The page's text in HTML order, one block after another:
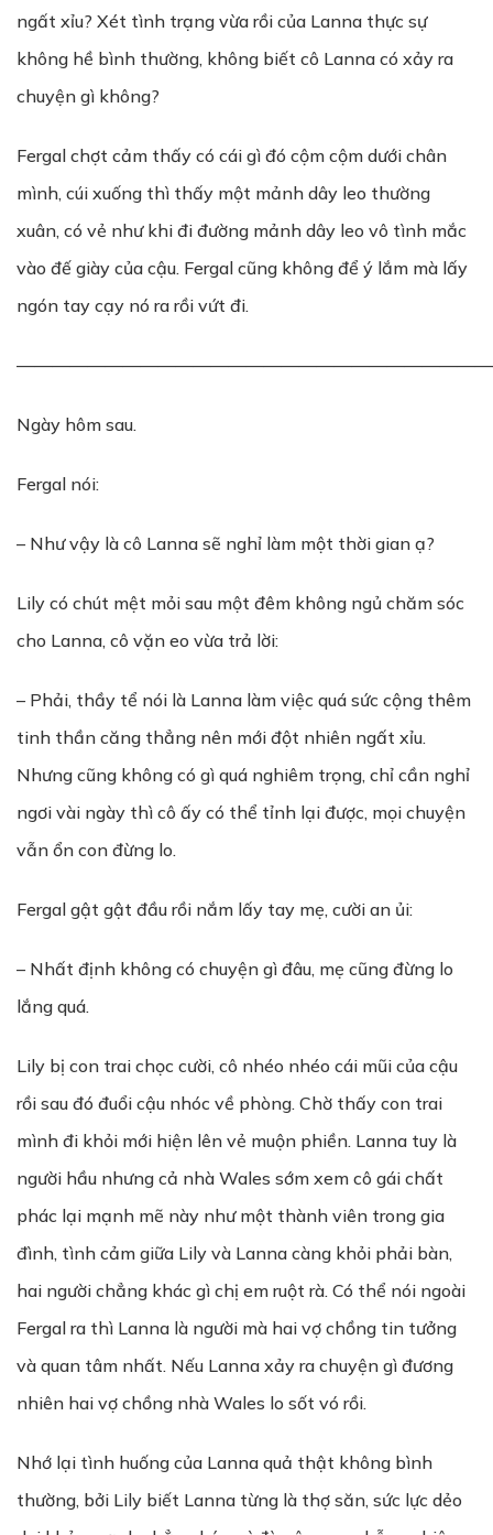
ngất xỉu? Xét tình trạng vừa rồi của Lanna thực sự
không hề bình thường, không biết cô Lanna có xảy ra
chuyện gì không?
Fergal chợt cảm thấy có cái gì đó cộm cộm dưới chân
mình, cúi xuống thì thấy một mảnh dây leo thường
xuân, có vẻ như khi đi đường mảnh dây leo vô tình mắc
vào đế giày của cậu. Fergal cũng không để ý lắm mà lấy
ngón tay cạy nó ra rồi vứt đi.
Ngày hôm sau.
Fergal nói:
– Như vậy là cô Lanna sẽ nghỉ làm một thời gian ạ?
Lily có chút mệt mỏi sau một đêm không ngủ chăm sóc
cho Lanna, cô vặn eo vừa trả lời:
– Phải, thầy tể nói là Lanna làm việc quá sức cộng thêm
tinh thần căng thẳng nên mới đột nhiên ngất xỉu.
Nhưng cũng không có gì quá nghiêm trọng, chỉ cần nghỉ
ngơi vài ngày thì cô ấy có thể tỉnh lại được, mọi chuyện
vẫn ổn con đừng lo.
Fergal gật gật đầu rồi nắm lấy tay mẹ, cười an ủi:
– Nhất định không có chuyện gì đâu, mẹ cũng đừng lo
lắng quá.
Lily bị con trai chọc cười, cô nhéo nhéo cái mũi của cậu
rồi sau đó đuổi cậu nhóc về phòng. Chờ thấy con trai
mình đi khỏi mới hiện lên vẻ muộn phiền. Lanna tuy là
người hầu nhưng cả nhà Wales sớm xem cô gái chất
phác lại mạnh mẽ này như một thành viên trong gia
đình, tình cảm giữa Lily và Lanna càng khỏi phải bàn,
hai người chẳng khác gì chị em ruột rà. Có thể nói ngoài
Fergal ra thì Lanna là người mà hai vợ chồng tin tưởng
và quan tâm nhất. Nếu Lanna xảy ra chuyện gì đương
nhiên hai vợ chồng nhà Wales lo sốt vó rồi.
Nhớ lại tình huống của Lanna quả thật không bình
thường, bởi Lily biết Lanna từng là thợ săn, sức lực dẻo